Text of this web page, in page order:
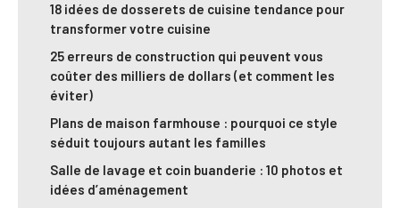
18 idées de dosserets de cuisine tendance pour
transformer votre cuisine
25 erreurs de construction qui peuvent vous
coûter des milliers de dollars (et comment les
éviter)
Plans de maison farmhouse : pourquoi ce style
séduit toujours autant les familles
Salle de lavage et coin buanderie : 10 photos et
idées d’aménagement